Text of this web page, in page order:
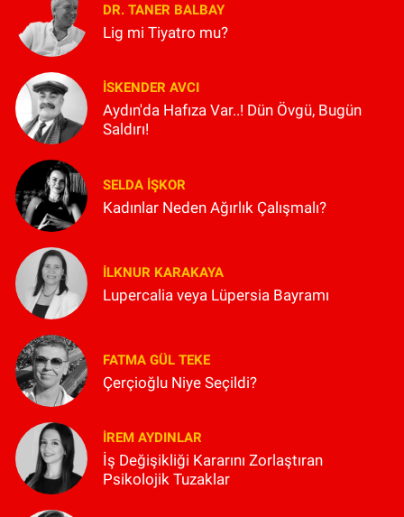
DR. TANER BALBAY
Lig mi Tiyatro mu?
İSKENDER AVCI
Aydın'da Hafıza Var..! Dün Övgü, Bugün
Saldırı!
SELDA İŞKOR
Kadınlar Neden Ağırlık Çalışmalı?
İLKNUR KARAKAYA
Lupercalia veya Lüpersia Bayramı
FATMA GÜL TEKE
Çerçioğlu Niye Seçildi?
İREM AYDINLAR
İş Değişikliği Kararını Zorlaştıran
Psikolojik Tuzaklar